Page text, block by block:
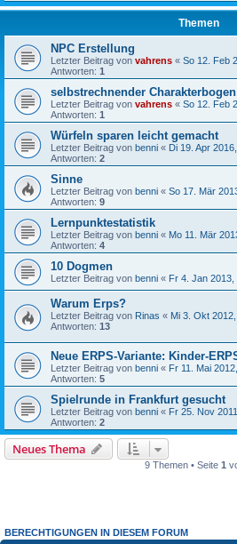
Themen
NPC Erstellung
Letzter Beitrag von vahrens « So 12. Feb
Antworten: 1
selbstrechnender Charakterbogen
Letzter Beitrag von vahrens « So 12. Feb
Antworten: 1
Würfeln sparen leicht gemacht
Letzter Beitrag von benni « Di 19. Apr
Antworten: 2
Sinne
Letzter Beitrag von benni « So 17. Mär
Antworten: 9
Lernpunktestatistik
Letzter Beitrag von benni « Mo 11. Mär
Antworten: 4
10 Dogmen
Letzter Beitrag von benni « Fr 4. Jan 2013,
Warum Erps?
Letzter Beitrag von Rinas « Mi 3. Okt
Antworten: 13
Neue ERPS-Variante: Kinder-
Letzter Beitrag von benni « Fr 11. Mai
Antworten: 5
Spielrunde in Frankfurt gesucht
Letzter Beitrag von benni « Fr 25. Nov
Antworten: 2
Neues Thema
9 Themen • Seite 1
BERECHTIGUNGEN IN DIESEM FORUM